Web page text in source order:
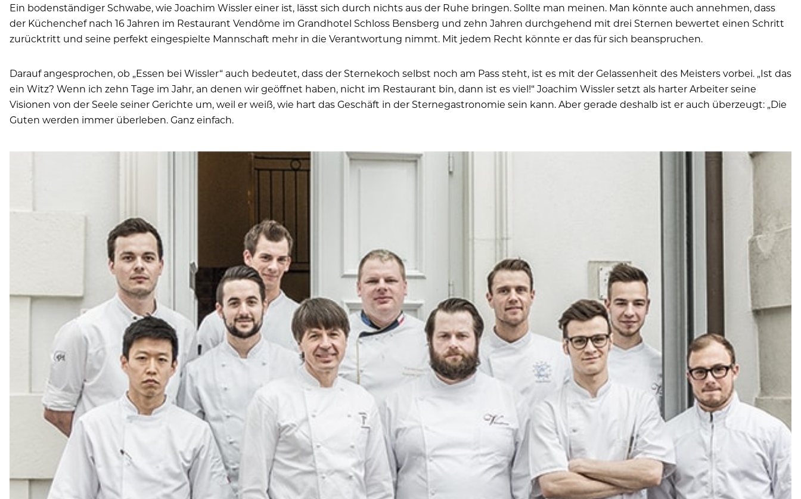
Ein bodenständiger Schwabe, wie Joachim Wissler einer ist, lässt sich durch nichts aus der Ruhe bringen. Sollte man meinen. Man könnte auch annehmen, dass
der Küchenchef nach 16 Jahren im Restaurant Vendôme im Grandhotel Schloss Bensberg und zehn Jahren durchgehend mit drei Sternen bewertet einen Schritt
zurücktritt und seine perfekt eingespielte Mannschaft mehr in die Verantwortung nimmt. Mit jedem Recht könnte er das für sich beanspruchen.
Darauf angesprochen, ob „Essen bei Wissler“ auch bedeutet, dass der Sternekoch selbst noch am Pass steht, ist es mit der Gelassenheit des Meisters vorbei. „Ist das
ein Witz? Wenn ich zehn Tage im Jahr, an denen wir geöffnet haben, nicht im Restaurant bin, dann ist es viel!“ Joachim Wissler setzt als harter Arbeiter seine
Visionen von der Seele seiner Gerichte um, weil er weiß, wie hart das Geschäft in der Sternegastronomie sein kann. Aber gerade deshalb ist er auch überzeugt: „Die
Guten werden immer überleben. Ganz einfach.